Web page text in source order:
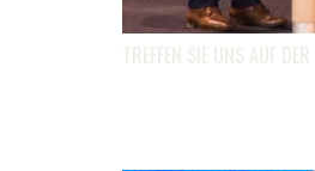
TREFFEN SIE UNS AUF